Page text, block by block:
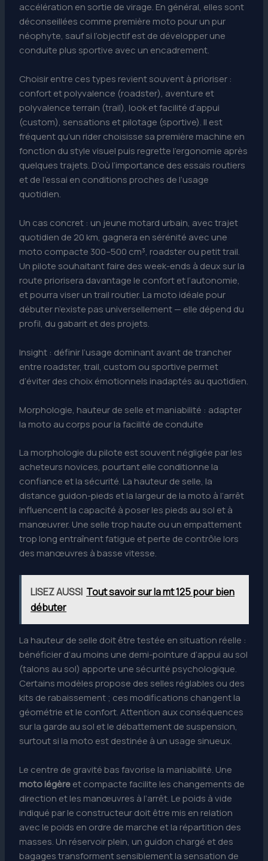
accélération en sortie de virage. En général, elles sont
déconseillées comme première moto pour un pur
néophyte, sauf si l’objectif est de développer une
conduite plus sportive avec un encadrement.
Choisir entre ces types revient souvent à prioriser :
confort et polyvalence (roadster), aventure et
polyvalence terrain (trail), look et facilité d’appui
(custom), sensations et pilotage (sportive). Il est
fréquent qu’un rider choisisse sa première machine en
fonction du style visuel puis regrette l’ergonomie après
quelques trajets. D’où l’importance des essais routiers
et de l’essai en conditions proches de l’usage
quotidien.
Un cas concret : un jeune motard urbain, avec trajet
quotidien de 20 km, gagnera en sérénité avec une
moto compacte 300–500 cm³, roadster ou petit trail.
Un pilote souhaitant faire des week-ends à deux sur la
route priorisera davantage le confort et l’autonomie,
et pourra viser un trail routier. La moto idéale pour
débuter n’existe pas universellement — elle dépend du
profil, du gabarit et des projets.
Insight : définir l’usage dominant avant de trancher
entre roadster, trail, custom ou sportive permet
d’éviter des choix émotionnels inadaptés au quotidien.
Morphologie, hauteur de selle et maniabilité : adapter
la moto au corps pour la facilité de conduite
La morphologie du pilote est souvent négligée par les
acheteurs novices, pourtant elle conditionne la
confiance et la sécurité. La hauteur de selle, la
distance guidon-pieds et la largeur de la moto à l’arrêt
influencent la capacité à poser les pieds au sol et à
manœuvrer. Une selle trop haute ou un empattement
trop long entraînent fatigue et perte de contrôle lors
des manœuvres à basse vitesse.
LISEZ AUSSI Tout savoir sur la mt 125 pour bien
débuter
La hauteur de selle doit être testée en situation réelle :
bénéficier d’au moins une demi-pointure d’appui au sol
(talons au sol) apporte une sécurité psychologique.
Certains modèles propose des selles réglables ou des
kits de rabaissement ; ces modifications changent la
géométrie et le confort. Attention aux conséquences
sur la garde au sol et le débattement de suspension,
surtout si la moto est destinée à un usage sinueux.
Le centre de gravité bas favorise la maniabilité. Une
moto légèreet compacte facilite les changements de
direction et les manœuvres à l’arrêt. Le poids à vide
indiqué par le constructeur doit être mis en relation
avec le poids en ordre de marche et la répartition des
masses. Un réservoir plein, un guidon chargé et des
bagages transforment sensiblement la sensation de